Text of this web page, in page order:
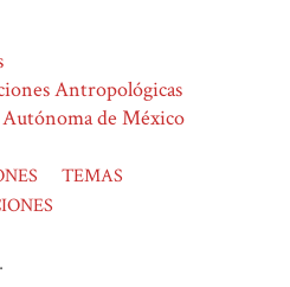
Antropológicas
de México
TEMAS
.